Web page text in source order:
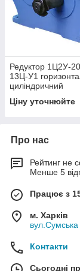
Редуктор 1Ц2У-
13Ц-У1
циліндричний
Ціну уточнюйте
Про нас
Рейтинг не
Менше 5
Працює з
м. Харків
вул.Сумська
Контакти
Сьогодні